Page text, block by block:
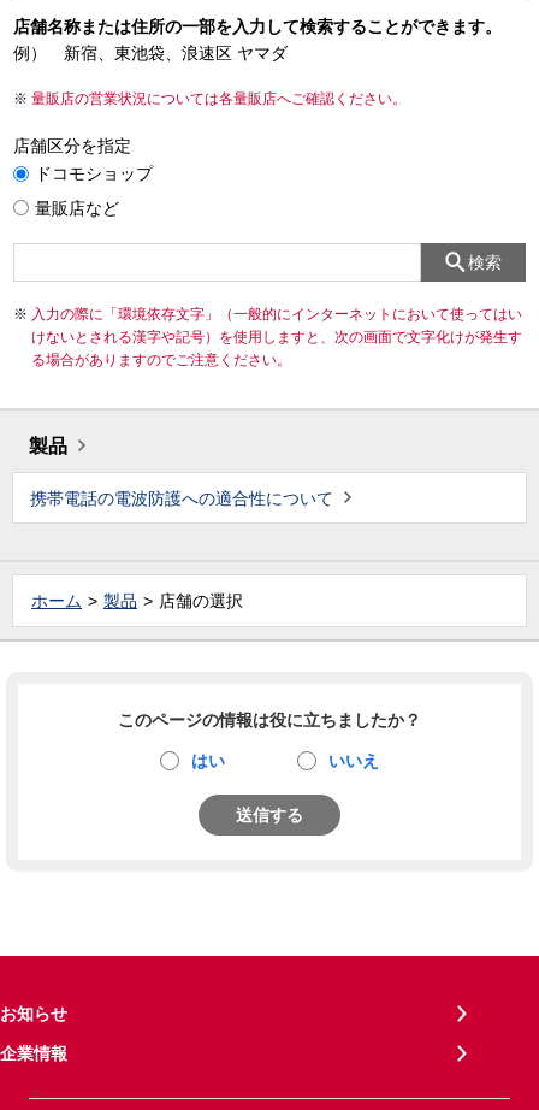
店舗名称または住所の一部を入力して検索することができます。
例） 新宿、東池袋、浪速区 ヤマダ
量販店の営業状況については各量販店へご確認ください。
店舗区分を指定
ドコモショップ
量販店など
検索
入力の際に「環境依存文字」（一般的にインターネットにおいて使ってはい
けないとされる漢字や記号）を使用しますと、次の画面で文字化けが発生す
る場合がありますのでご注意ください。
製品
携帯電話の電波防護への適合性について
ホーム 製品 店舗の選択
このページの情報は役に立ちましたか？
はい いいえ
送信する
お知らせ
企業情報